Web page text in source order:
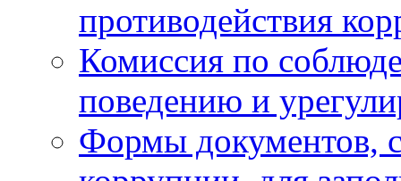
противодействия
Комиссия по
поведению и
Формы документов,